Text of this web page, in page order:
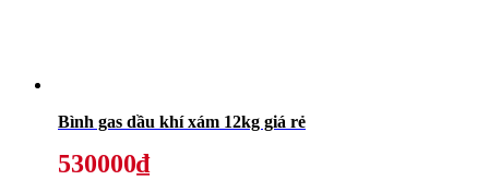
Bình gas dầu khí xám 12kg giá rẻ
530000₫